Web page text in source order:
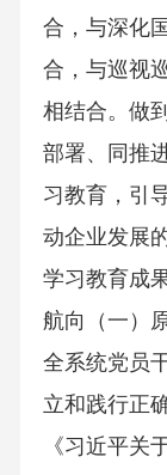
合，与深化
合，与巡视
相结合。做
部署、同推
习教育，引
动企业发展
学习教育成
航向（一）
全系统党员
立和践行正
《习近平关